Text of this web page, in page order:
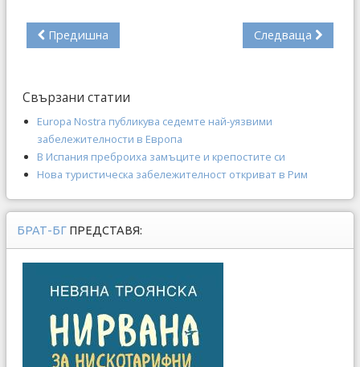
Предишна Следваща
Свързани статии
Europa Nostra публикува седемте най-уязвими
забележителности в Европа
В Испания преброиха замъците и крепостите си
Нова туристическа забележителност откриват в Рим
БРАТ-БГ ПРЕДСТАВЯ: